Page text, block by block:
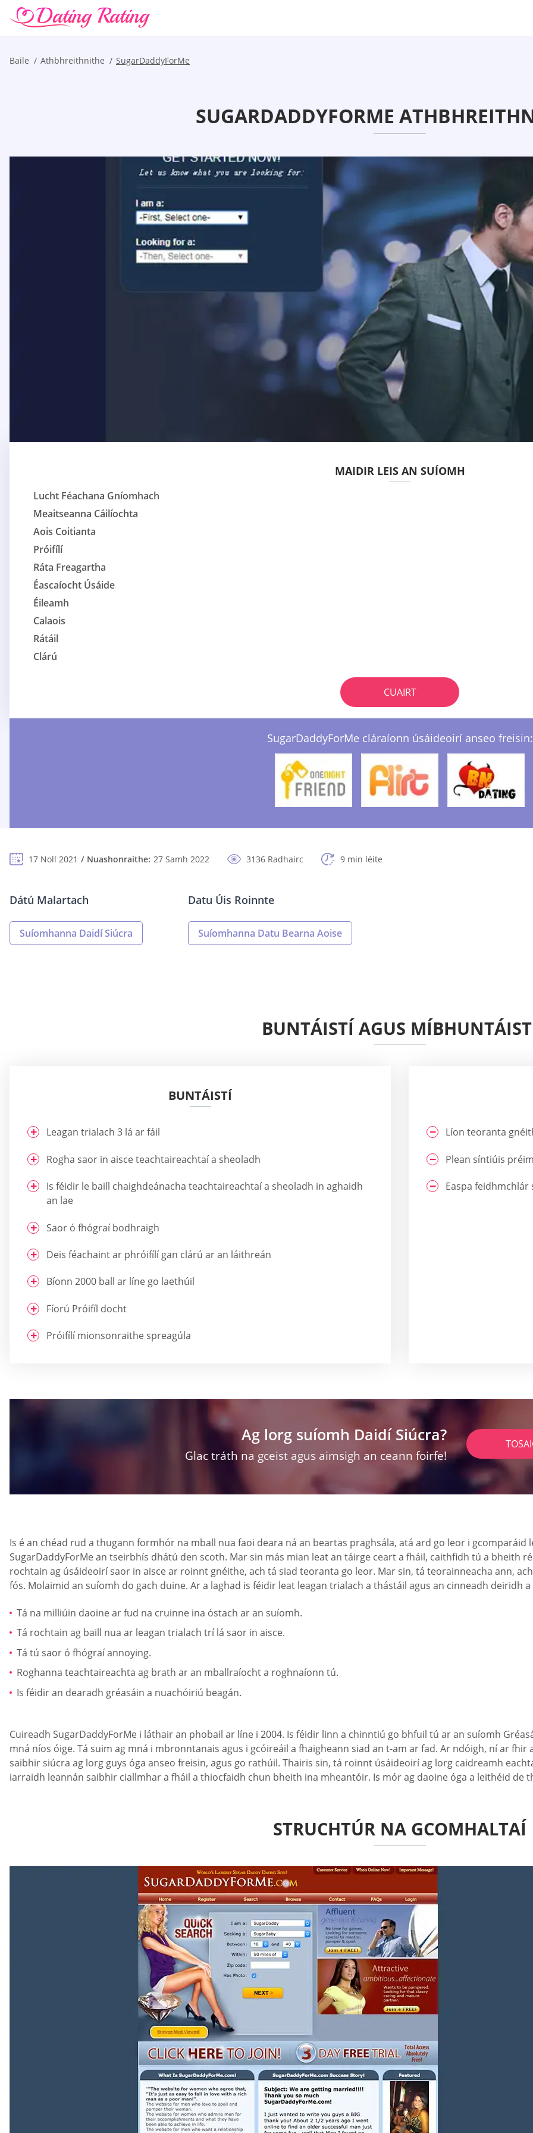
Baile Athbhreithnithe SugarDaddyForMe
SUGARDADDYFORME
MAIDIR LEIS AN SUÍOMH
Lucht Féachana Gníomhach
Meaitseanna Cáilíochta
Aois Coitianta
Próifílí
Ráta Freagartha
Éascaíocht Úsáide
Éileamh
Calaois
Rátáil
Clárú
CUAIRT
SugarDaddyForMe cláraíonn úsáideoirí anseo freisin:
17 Noll 2021 Nuashonraithe: 27 Samh 2022 3136 Radhairc 9 min léite
Dátú Malartach
Suíomhanna Daidí Siúcra
Datu Úis Roinnte
Suíomhanna Datu Bearna Aoise
BUNTÁISTÍ AGUS
BUNTÁISTÍ
Leagan trialach 3 lá ar fáil
Rogha saor in aisce teachtaireachtaí a sheoladh
Is féidir le baill chaighdeánacha teachtaireachtaí a sheoladh in aghaidh
an lae
Saor ó fhógraí bodhraigh
Deis féachaint ar phróifílí gan clárú ar an láithreán
Bíonn 2000 ball ar líne go laethúil
Fíorú Próifíl docht
Próifílí mionsonraithe spreagúla
Líon teoranta
Plean síntiúis
Easpa feidhmchlár
Ag lorg suíomh Daidí Siúcra?
Glac tráth na gceist agus aimsigh an ceann foirfe!
Is é an chéad rud a thugann formhór na mball nua faoi deara ná an beartas praghsála, atá ard go leor i gcomparáid
SugarDaddyForMe an tseirbhís dhátú den scoth. Mar sin más mian leat an táirge ceart a fháil, caithfidh tú a bheith
rochtain ag úsáideoirí saor in aisce ar roinnt gnéithe, ach tá siad teoranta go leor. Mar sin, tá teorainneacha ann,
fós. Molaimid an suíomh do gach duine. Ar a laghad is féidir leat leagan trialach a thástáil agus an cinneadh deiridh
Tá na milliúin daoine ar fud na cruinne ina óstach ar an suíomh.
Tá rochtain ag baill nua ar leagan trialach trí lá saor in aisce.
Tá tú saor ó fhógraí annoying.
Roghanna teachtaireachta ag brath ar an mballraíocht a roghnaíonn tú.
Is féidir an dearadh gréasáin a nuachóiriú beagán.
Cuireadh SugarDaddyForMe i láthair an phobail ar líne i 2004. Is féidir linn a chinntiú go bhfuil tú ar an suíomh
mná níos óige. Tá suim ag mná i mbronntanais agus i gcóireáil a fhaigheann siad an t-am ar fad. Ar ndóigh, ní ar
saibhir siúcra ag lorg guys óga anseo freisin, agus go rathúil. Thairis sin, tá roinnt úsáideoirí ag lorg caidreamh
iarraidh leannán saibhir ciallmhar a fháil a thiocfaidh chun bheith ina mheantóir. Is mór ag daoine óga a leithéid de
STRUCHTÚR NA GCOMHALTAÍ